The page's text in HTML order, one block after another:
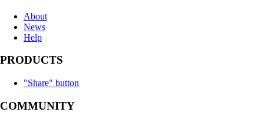
About
News
Help
PRODUCTS
"Share" button
COMMUNITY